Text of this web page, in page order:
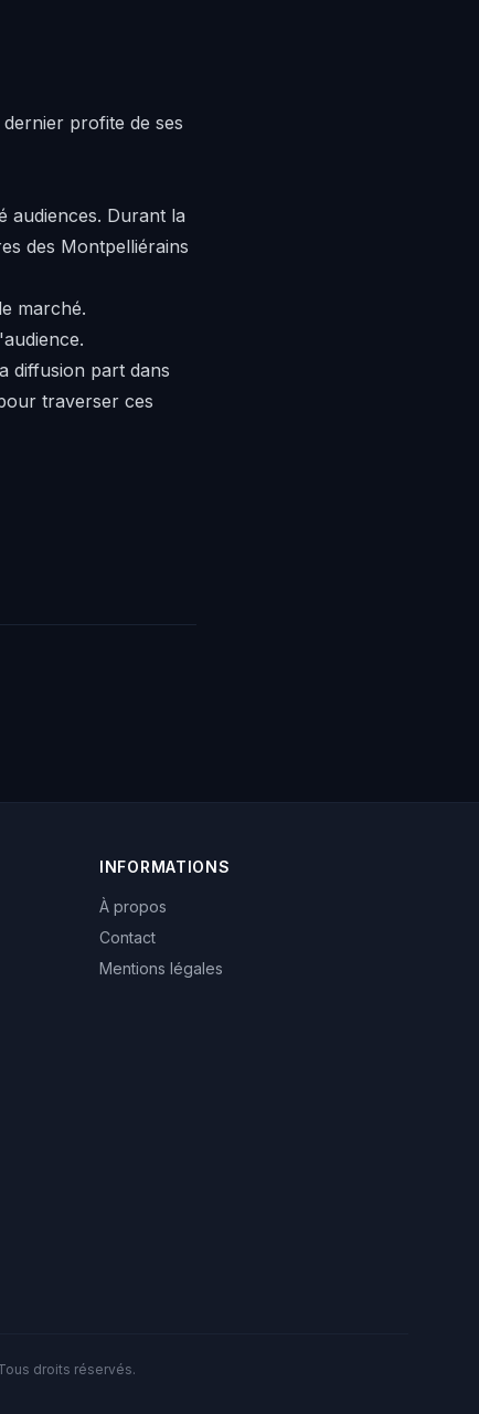
profite de ses
audiences. Durant la
des Montpelliérains
marché.
diffusion part dans
traverser ces
INFORMATIONS
À propos
Contact
Mentions légales
droits réservés.